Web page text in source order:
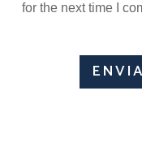
for the next time I